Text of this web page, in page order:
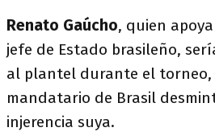
Renato Gaúcho, quien
jefe de Estado brasileño,
al plantel durante el torneo,
mandatario de Brasil
injerencia suya.